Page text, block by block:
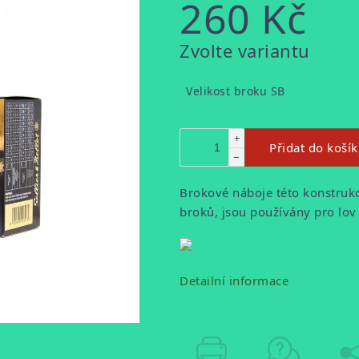
260 Kč
Měrná
Zvolte variantu
Velikost broku SB
+
−
Přidat do
Brokové náboje této
broků, jsou používány pro
Detailní informace